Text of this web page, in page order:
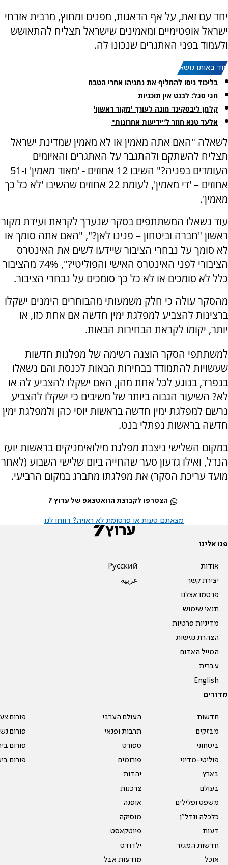
יחד עם זאת, על אף הדאגות, מפנים ומחוץ, מרבית אזרחי
ישראל אופטימיים ומאמינים שישראל תצליח להתאושש
ולעמוד בפני האתגרים שנכונו לה.
עוד באותו נושא:
בליכוד ניסו להחליף את נתניהו אחרי הטבח
חגי סגל: לבנט אין תוכניות
קלמן ליבסקינד מונה לעורך 'מקור ראשון'
אלעד טנא חוזר ל"ידיעות אחרונות"
לשאלה "האם אתה מאמין או לא מאמין שמדינת ישראל
תצליח להשתקם ולהתגבר על האתגרים והאיומים
העומדים בפניה?" השיבו 12 אחוזים - 'מאוד מאמין' ו-51
אחוזים – 'די מאמין', לעומת 22 אחוזים שהשיבו 'לא כל כך
מאמין'.
עוד נשאלו המשתתפים בסקר שנערך לקראת ועידת מקור
ראשון "חברה וביטחון – פנינו לאן?", "האם אתה סומך או
לא סומך על נבחרי הציבור שיידעו לשים את האינטרס
הציבורי לפני האינטרס האישי והפוליטי?", 74% מהציבור
כלל לא סומכים או לא כל כך סומכים על נבחרי הציבור.
מהסקר עולה כי חלק משמעותי מהבוחרים הימנים ישקלו
ברצינות להצביע למפלגת ימין חדשה אם אחת כזו, או
יותר, יקומו לקראת הבחירות הבאות.
למשתתפי הסקר הוצגה רשימה של מפלגות חדשות
שעשויות להתמודד בבחירות הבאות לכנסת והם נשאלו
בנפרד, בנוגע לכל אחת מהן, האם ישקלו להצביע לה או
לא? השיעור הגבוה ביותר של משיבים כי ישקלו להצביע
נרשם למפלגת ימין חדשה בראשות יוסי כהן ולמפלגת ימין
חדשה בראשות נפתלי בנט.
במקום השלישי ניצבת מפלגת מילואימניקים בראשות יועז
הנדל, ואילו גדעון סער שהחייה ביום שלישי השבוע (לאחר
מועד עריכת הסקר) את מפלגתו מתברג במקום הרביעי.
הצטרפו לקבוצת הוואטצאפ של ערוץ 7
מצאתם טעות או פרסומת לא ראויה? דווחו לנו
פנו אלינו
אודות
יצירת קשר
פרסמו אצלנו
תנאי שימוש
מדיניות פרטיות
הצהרת נגישות
המייל האדום
עברית
English
Pусский
عربية
מדורים
חדשות
מבזקים
ביטחוני
פוליטי-מדיני
בארץ
בעולם
משפט ופלילים
כלכלה ונדל"ן
דעות
חדשות המגזר
אוכל
העולם הערבי
תרבות ופנאי
ספורט
פורומים
יהדות
צרכנות
אופנה
מוסיקה
פיוטקאסט
ילדודס
מודעות אבל
פורום
פורום
פורום
פורום